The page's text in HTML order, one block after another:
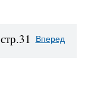
стр.31 Вперед